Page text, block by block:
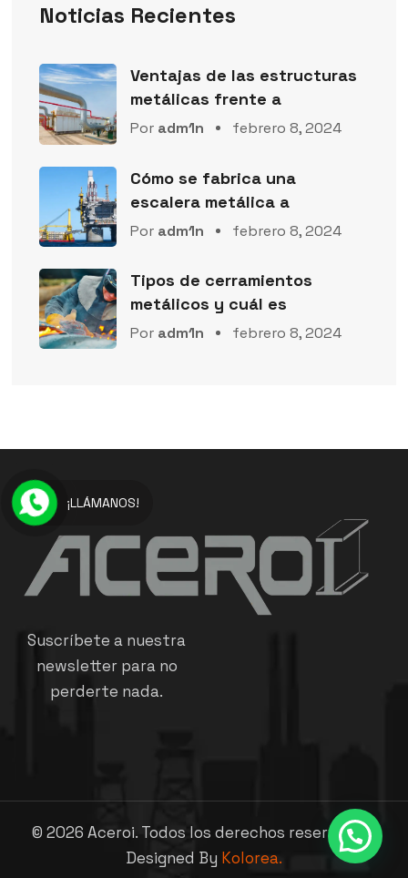
Noticias Recientes
Ventajas de las estructuras
metálicas frente a
Por adm1n febrero 8, 2024
Cómo se fabrica una
escalera metálica a
Por adm1n febrero 8, 2024
Tipos de cerramientos
metálicos y cuál es
Por adm1n febrero 8, 2024
Suscríbete a nuestra
newsletter para no
perderte nada.
© 2026 Aceroi. Todos los derechos reservados.
Designed By Kolorea.
¡LLÁMANOS!